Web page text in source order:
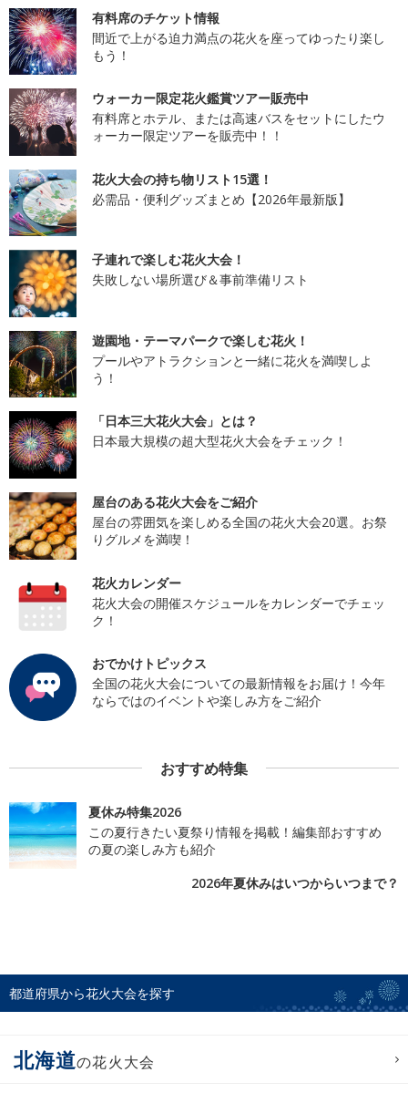
有料席のチケット情報
間近で上がる迫力満点の花火を座ってゆったり楽し
もう！
ウォーカー限定花火鑑賞ツアー販売中
有料席とホテル、または高速バスをセットにしたウ
ォーカー限定ツアーを販売中！！
花火大会の持ち物リスト15選！
必需品・便利グッズまとめ【2026年最新版】
子連れで楽しむ花火大会！
失敗しない場所選び＆事前準備リスト
遊園地・テーマパークで楽しむ花火！
プールやアトラクションと一緒に花火を満喫しよ
う！
「日本三大花火大会」とは？
日本最大規模の超大型花火大会をチェック！
屋台のある花火大会をご紹介
屋台の雰囲気を楽しめる全国の花火大会20選。お祭
りグルメを満喫！
花火カレンダー
花火大会の開催スケジュールをカレンダーでチェッ
ク！
おでかけトピックス
全国の花火大会についての最新情報をお届け！今年
ならではのイベントや楽しみ方をご紹介
おすすめ特集
夏休み特集2026
この夏行きたい夏祭り情報を掲載！編集部おすすめ
の夏の楽しみ方も紹介
2026年夏休みはいつからいつまで？
都道府県から花火大会を探す
北海道の花火大会